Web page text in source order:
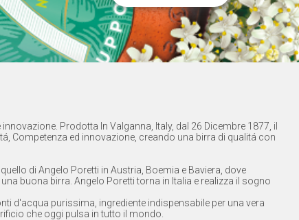
Prodotta In Valganna, Italy, dal 26 Dicembre 1877, il
Competenza ed innovazione, creando una birra di qualitá con
di Angelo Poretti in Austria, Boemia e Baviera, dove
buona birra. Angelo Poretti torna in Italia e realizza il sogno
d'acqua purissima, ingrediente indispensabile per una vera
che oggi pulsa in tutto il mondo.